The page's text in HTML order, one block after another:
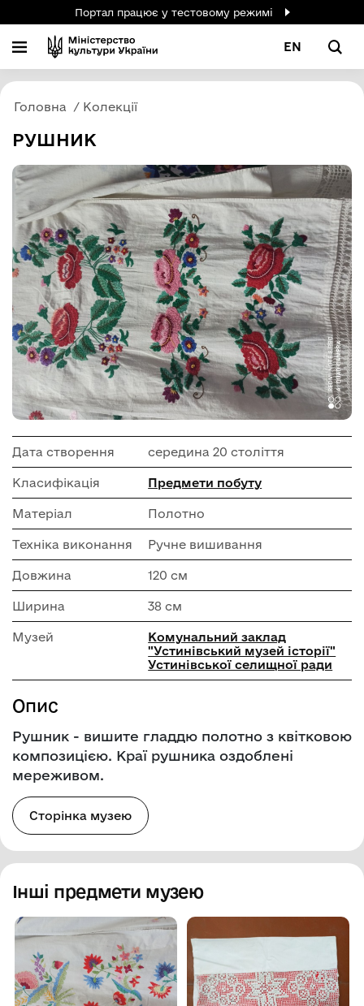
Портал працює у тестовому режимі
EN
Головна Колекції
РУШНИК
Дата створення середина 20 століття
Класифікація Предмети побуту
Матеріал Полотно
Техніка виконання Ручне вишивання
Довжина 120 см
Ширина 38 см
Музей
Комунальний заклад
"Устинівський музей історії"
Устинівської селищної ради
Опис
Рушник - вишите гладдю полотно з квітковою
композицією. Краї рушника оздоблені
мереживом.
Сторінка музею
Інші предмети музею